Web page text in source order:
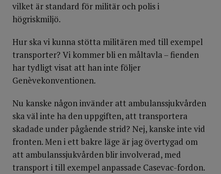
vilket är standard för militär och polis i
högriskmiljö.
Hur ska vi kunna stötta militären med till exempel
transporter? Vi kommer bli en måltavla – fienden
har tydligt visat att han inte följer
Genèvekonventionen.
Nu kanske någon invänder att ambulanssjukvården
ska väl inte ha den uppgiften, att transportera
skadade under pågående strid? Nej, kanske inte vid
fronten. Men i ett bakre läge är jag övertygad om
att ambulanssjukvården blir involverad, med
transport i till exempel anpassade Casevac-fordon.